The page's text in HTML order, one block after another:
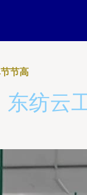
节高
东纺云